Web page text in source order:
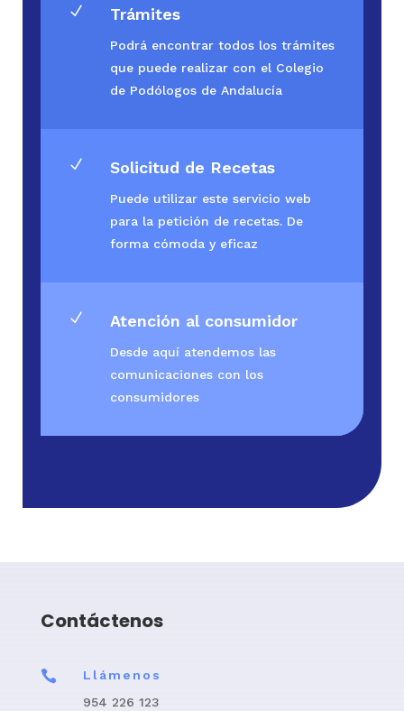
N Trámites
Podrá encontrar todos los trámites
que puede realizar con el Colegio
de Podólogos de Andalucía
N Solicitud de Recetas
Puede utilizar este servicio web
para la petición de recetas. De
forma cómoda y eficaz
N Atención al consumidor
Desde aquí atendemos las
comunicaciones con los
consumidores
Contáctenos

Llámenos
954 226 123